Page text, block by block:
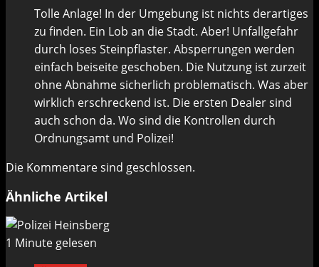
Tolle Anlage! In der Umgebung ist nichts derartiges
zu finden. Ein Lob an die Stadt. Aber! Unfallgefahr
durch loses Steinpflaster. Absperrungen werden
einfach beiseite geschoben. Die Nutzung ist zurzeit
ohne Abnahme sicherlich problematisch. Was aber
wirklich erschreckend ist. Die ersten Dealer sind
auch schon da. Wo sind die Kontrollen durch
Ordnungsamt und Polizei!
Die Kommentare sind geschlossen.
Ähnliche Artikel
1 Minute gelesen